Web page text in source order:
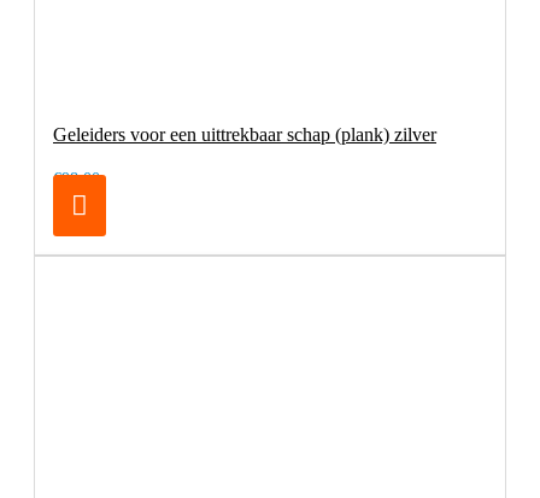
Geleiders voor een uittrekbaar schap (plank) zilver
€98,00